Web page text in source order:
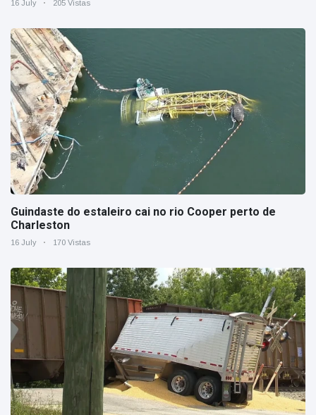
16 July 205 Vistas
Guindaste do estaleiro cai no rio Cooper perto de
Charleston
16 July 170 Vistas